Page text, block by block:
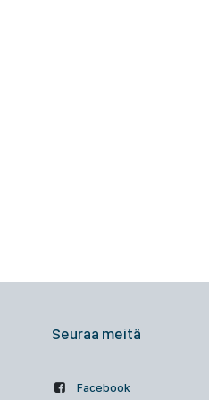
Seuraa meitä
Facebook